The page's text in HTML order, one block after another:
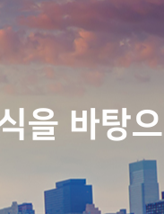
을 바탕으